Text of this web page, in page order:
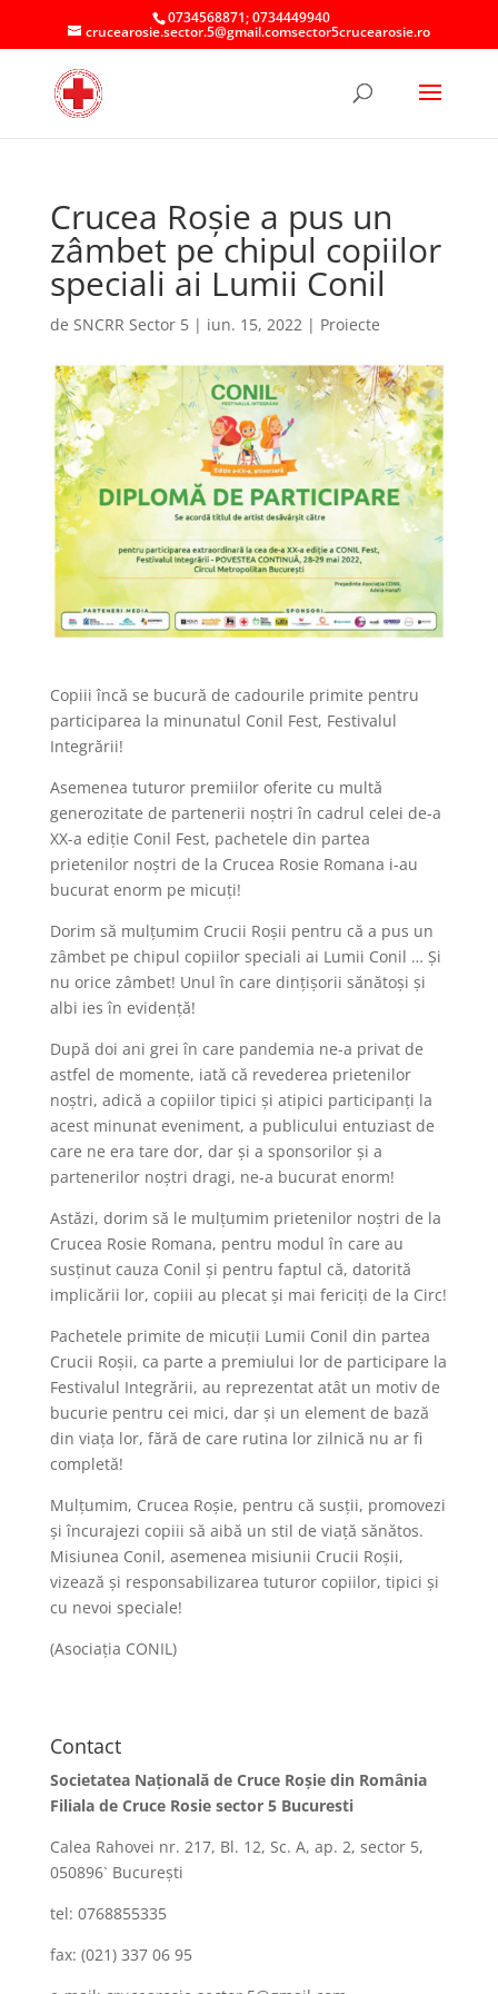
0734568871; 0734449940
crucearosie.sector.5@gmail.comsector5crucearosie.ro
Crucea Roșie a pus un
zâmbet pe chipul copiilor
speciali ai Lumii Conil
de SNCRR Sector 5| iun. 15, 2022| Proiecte
Copiii încă se bucură de cadourile primite pentru
participarea la minunatul Conil Fest, Festivalul
Integrării!
Asemenea tuturor premiilor oferite cu multă
generozitate de partenerii noștri în cadrul celei de-a
XX-a ediție Conil Fest, pachetele din partea
prietenilor noștri de la Crucea Rosie Romana i-au
bucurat enorm pe micuți!
Dorim să mulțumim Crucii Roșii pentru că a pus un
zâmbet pe chipul copiilor speciali ai Lumii Conil … Și
nu orice zâmbet! Unul în care dințișorii sănătoși și
albi ies în evidență!
După doi ani grei în care pandemia ne-a privat de
astfel de momente, iată că revederea prietenilor
noștri, adică a copiilor tipici și atipici participanți la
acest minunat eveniment, a publicului entuziast de
care ne era tare dor, dar și a sponsorilor și a
partenerilor noștri dragi, ne-a bucurat enorm!
Astăzi, dorim să le mulțumim prietenilor noștri de la
Crucea Rosie Romana, pentru modul în care au
susținut cauza Conil și pentru faptul că, datorită
implicării lor, copiii au plecat și mai fericiți de la Circ!
Pachetele primite de micuții Lumii Conil din partea
Crucii Roșii, ca parte a premiului lor de participare la
Festivalul Integrării, au reprezentat atât un motiv de
bucurie pentru cei mici, dar și un element de bază
din viața lor, fără de care rutina lor zilnică nu ar fi
completă!
Mulțumim, Crucea Roșie, pentru că susții, promovezi
și încurajezi copiii să aibă un stil de viață sănătos.
Misiunea Conil, asemenea misiunii Crucii Roșii,
vizează și responsabilizarea tuturor copiilor, tipici și
cu nevoi speciale!
(Asociația CONIL)
Contact
Societatea Naţională de Cruce Roşie din România
Filiala de Cruce Rosie sector 5 Bucuresti
Calea Rahovei nr. 217, Bl. 12, Sc. A, ap. 2, sector 5,
050896` Bucureşti
tel: 0768855335
fax: (021) 337 06 95